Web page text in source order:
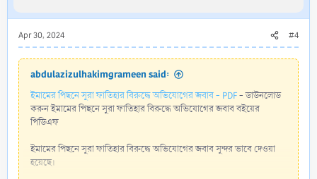
Apr 30, 2024 #4
abdulazizulhakimgrameen said:
ইমামের পিছনে সুরা ফাতিহার বিরুদ্ধে অভিযোগের জবাব - PDF- ডাউনলোড
করুন ইমামের পিছনে সুরা ফাতিহার বিরুদ্ধে অভিযোগের জবাব বইয়ের
পিডিএফ
ইমামের পিছনে সুরা ফাতিহার বিরুদ্ধে অভিযোগের জবাব সুন্দর ভাবে দেওয়া
হয়েছে।